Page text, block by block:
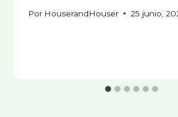
Por HouserandHouser 25 junio,